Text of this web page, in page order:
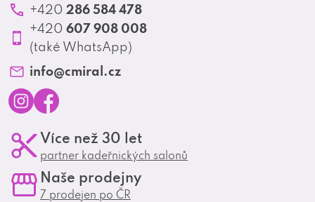
v
ý
Ochrana osobních údajů
Produktové katalogy
Profesionální spolupráce
Matrix Club
+420 286 584 478
+420 607 908 008
(také WhatsApp)
info@cmiral.cz
n
s
a
e
Více než 30 let
partner kadeřnických salonů
Naše prodejny
7 prodejen po ČR